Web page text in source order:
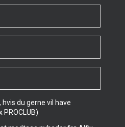
du gerne vil have